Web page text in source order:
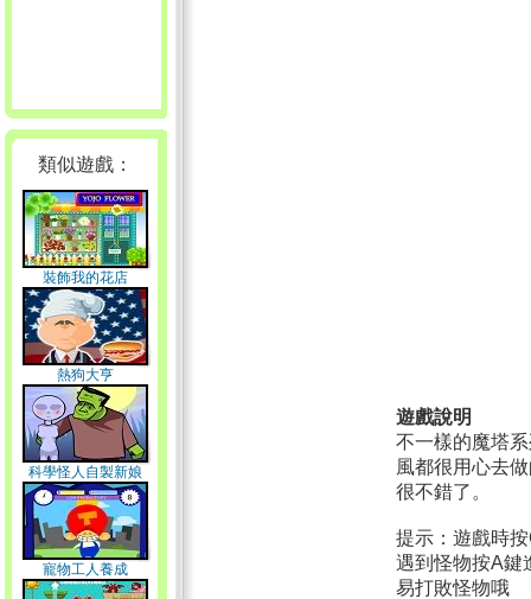
類似遊戲：
裝飾我的花店
熱狗大亨
科學怪人自製新娘
寵物工人養成
遊戲說明
不一樣的魔塔
風都很用心去
很不錯了。
提示：遊戲時
遇到怪物按A鍵
易打敗怪物哦